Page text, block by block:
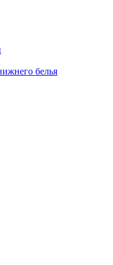
белья